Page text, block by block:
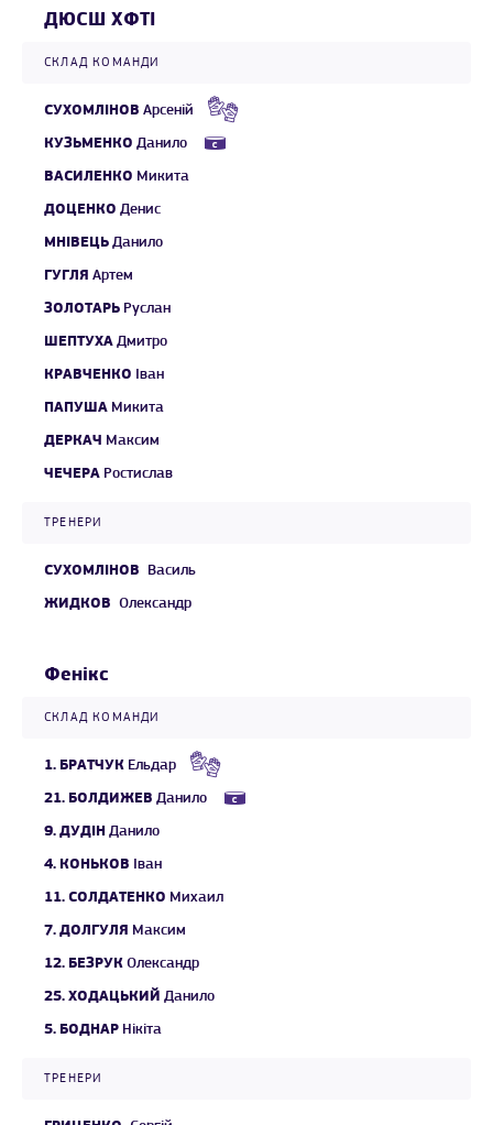
ДЮСШ ХФТІ
СКЛАД КОМАНДИ
СУХОМЛІНОВ Арсеній
КУЗЬМЕНКО Данило
ВАСИЛЕНКО Микита
ДОЦЕНКО Денис
МНІВЕЦЬ Данило
ГУГЛЯ Артем
ЗОЛОТАРЬ Руслан
ШЕПТУХА Дмитро
КРАВЧЕНКО Іван
ПАПУША Микита
ДЕРКАЧ Максим
ЧЕЧЕРА Ростислав
ТРЕНЕРИ
СУХОМЛІНОВ
Василь
ЖИДКОВ Олександр
Фенікс
СКЛАД КОМАНДИ
1. БРАТЧУК Ельдар
21. БОЛДИЖЕВ Данило
9. ДУДІН Данило
4. КОНЬКОВ Іван
11. СОЛДАТЕНКО Михаил
7. ДОЛГУЛЯ Максим
12. БЕЗРУК Олександр
25. ХОДАЦЬКИЙ Данило
5. БОДНАР Нікіта
ТРЕНЕРИ